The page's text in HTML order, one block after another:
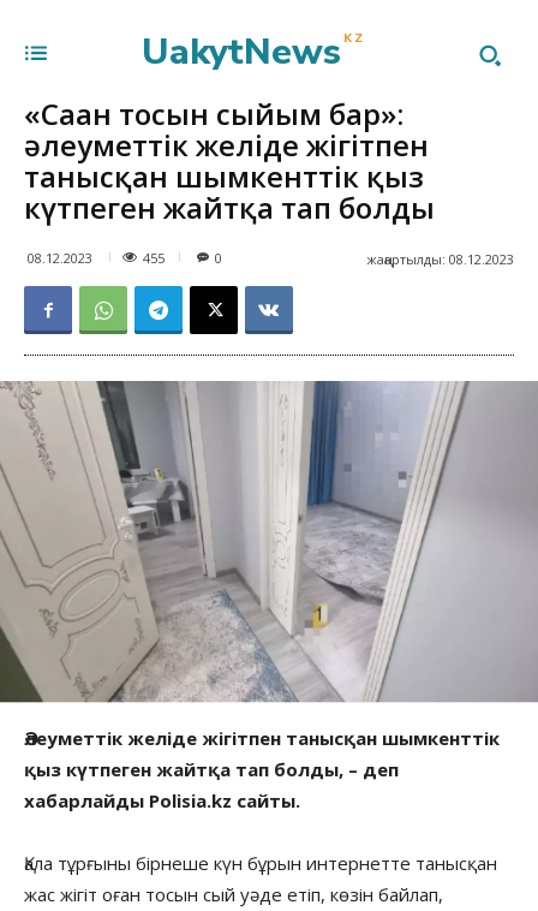
UakytNews KZ
«Саған тосын сыйым бар»:
әлеуметтік желіде жігітпен
танысқан шымкенттік қыз
күтпеген жайтқа тап болды
08.12.2023 455 жаңартылды: 08.12.2023
0
Әлеуметтік желіде жігітпен танысқан шымкенттік
қыз күтпеген жайтқа тап болды, – деп
хабарлайды Polisia.kz сайты.
Қала тұрғыны бірнеше күн бұрын интернетте танысқан
жас жігіт оған тосын сый уәде етіп, көзін байлап,